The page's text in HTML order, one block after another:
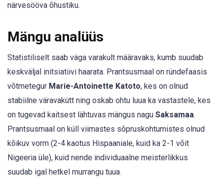
närvesööva õhustiku.
Mängu analüüs
Statistiliselt saab väga varakult määravaks, kumb suudab
keskväljal initsiatiivi haarata. Prantsusmaal on ründefaasis
võtmetegur Marie-Antoinette Katoto, kes on olnud
stabiilne väravakütt ning oskab ohtu luua ka vastastele, kes
on tugevad kaitsest lähtuvas mängus nagu Saksamaa.
Prantsusmaal on küll viimastes sõpruskohtumistes olnud
kõikuv vorm (2-4 kaotus Hispaaniale, kuid ka 2-1 võit
Nigeeria üle), kuid nende individuaalne meisterlikkus
suudab igal hetkel murrangu tuua.